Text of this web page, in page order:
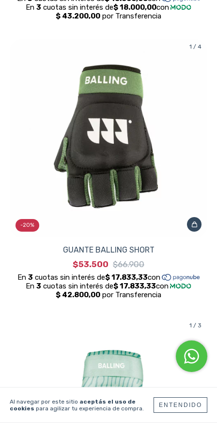
Al navegar por este sitio aceptás el uso de
cookies para agilizar tu experiencia de compra. ENTENDIDO
1 / 4
-20%
GUANTE BALLING SHORT
$53.500 $66.900
1 / 3